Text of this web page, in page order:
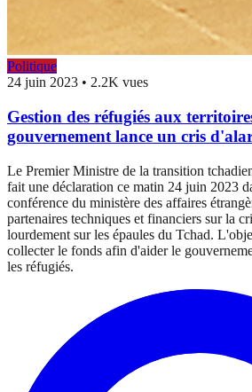
Politique
24 juin 2023 • 2.2K vues
Gestion des réfugiés aux
gouvernement lance un cris
Le Premier Ministre de la transition
fait une déclaration ce matin 24 juin 2023
conférence du ministère des affaires
partenaires techniques et financiers sur la
lourdement sur les épaules du Tchad.
collecter le fonds afin d'aider le
les réfugiés.